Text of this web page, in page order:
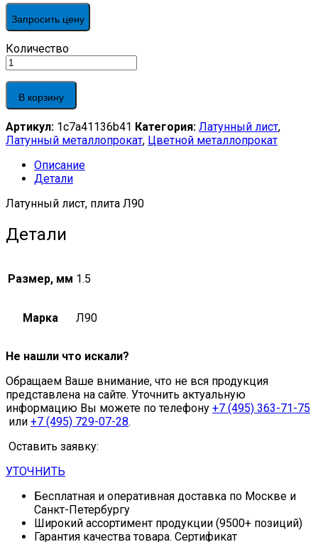
Запросить цену
Латунный
лист,
плита
Л90
Л90м
quantity
Количество
В корзину
Артикул: 1c7a41136b41 Категория: Латунный лист,
Латунный металлопрокат, Цветной металлопрокат
Описание
Детали
Латунный лист, плита Л90
Детали
Размер, мм 1.5
Марка Л90
Не нашли что искали?
Обращаем Ваше внимание, что не вся продукция
представлена на сайте. Уточнить актуальную
информацию Вы можете по телефону +7 (495) 363-71-75
или +7 (495) 729-07-28.
Оставить заявку:
УТОЧНИТЬ
Бесплатная и оперативная доставка по Москве и
Санкт-Петербургу
Широкий ассортимент продукции (9500+ позиций)
Гарантия качества товара. Сертификат